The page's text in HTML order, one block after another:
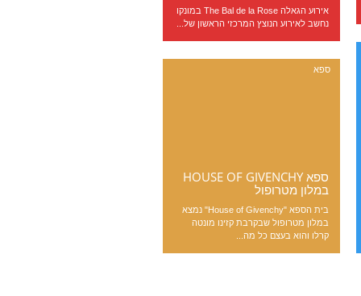
אירוע הגאלה The Bal de la Rose במונקו
נחשב לאירוע הנוצץ המרכזי הראשון של...
ספא
ספא HOUSE OF GIVENCHY
במלון מטרופול
בית הספא "House of Givenchy" נמצא
במלון מטרופול שבקרבת קזינו מונטה
קרלו והוא בעצם כל מה...